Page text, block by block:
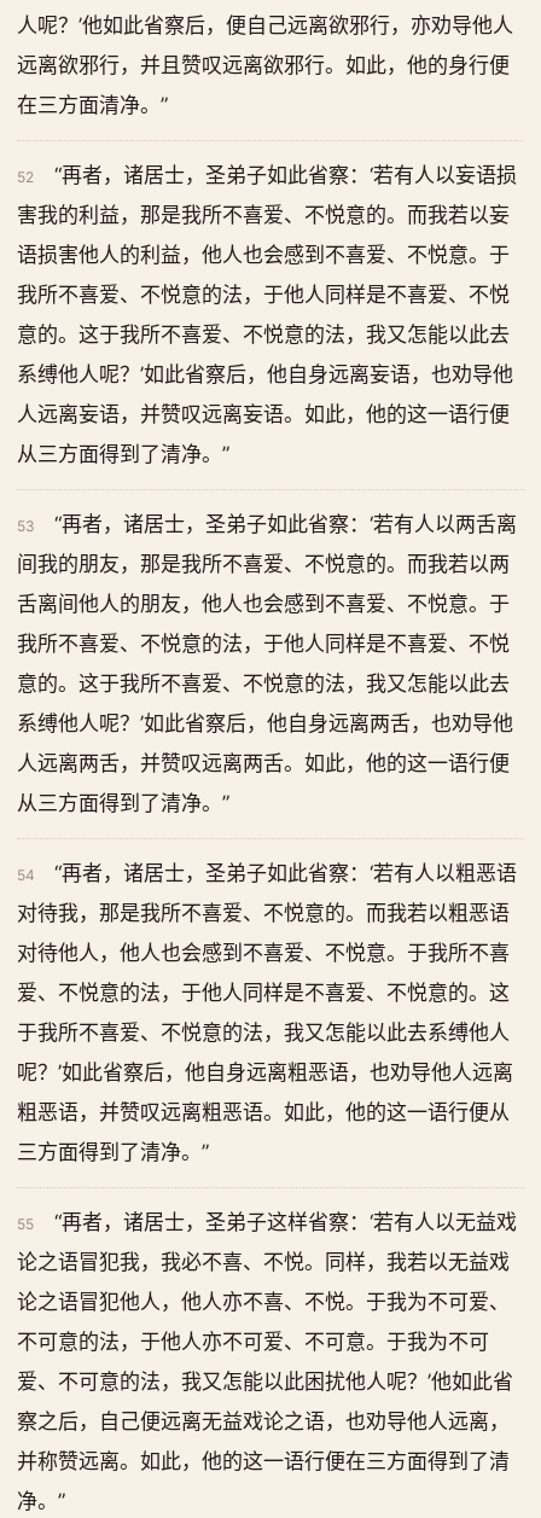
人呢？’他如此省察后，便自己远离欲邪行，亦劝导他人
远离欲邪行，并且赞叹远离欲邪行。如此，他的身行便
在三方面清净。”
52
“再者，诸居士，圣弟子如此省察：‘若有人以妄语损
害我的利益，那是我所不喜爱、不悦意的。而我若以妄
语损害他人的利益，他人也会感到不喜爱、不悦意。于
我所不喜爱、不悦意的法，于他人同样是不喜爱、不悦
意的。这于我所不喜爱、不悦意的法，我又怎能以此去
系缚他人呢？’如此省察后，他自身远离妄语，也劝导他
人远离妄语，并赞叹远离妄语。如此，他的这一语行便
从三方面得到了清净。”
53
“再者，诸居士，圣弟子如此省察：‘若有人以两舌离
间我的朋友，那是我所不喜爱、不悦意的。而我若以两
舌离间他人的朋友，他人也会感到不喜爱、不悦意。于
我所不喜爱、不悦意的法，于他人同样是不喜爱、不悦
意的。这于我所不喜爱、不悦意的法，我又怎能以此去
系缚他人呢？’如此省察后，他自身远离两舌，也劝导他
人远离两舌，并赞叹远离两舌。如此，他的这一语行便
从三方面得到了清净。”
54
“再者，诸居士，圣弟子如此省察：‘若有人以粗恶语
对待我，那是我所不喜爱、不悦意的。而我若以粗恶语
对待他人，他人也会感到不喜爱、不悦意。于我所不喜
爱、不悦意的法，于他人同样是不喜爱、不悦意的。这
于我所不喜爱、不悦意的法，我又怎能以此去系缚他人
呢？’如此省察后，他自身远离粗恶语，也劝导他人远离
粗恶语，并赞叹远离粗恶语。如此，他的这一语行便从
三方面得到了清净。”
55
“再者，诸居士，圣弟子这样省察：‘若有人以无益戏
论之语冒犯我，我必不喜、不悦。同样，我若以无益戏
论之语冒犯他人，他人亦不喜、不悦。于我为不可爱、
不可意的法，于他人亦不可爱、不可意。于我为不可
爱、不可意的法，我又怎能以此困扰他人呢？’他如此省
察之后，自己便远离无益戏论之语，也劝导他人远离，
并称赞远离。如此，他的这一语行便在三方面得到了清
净。”